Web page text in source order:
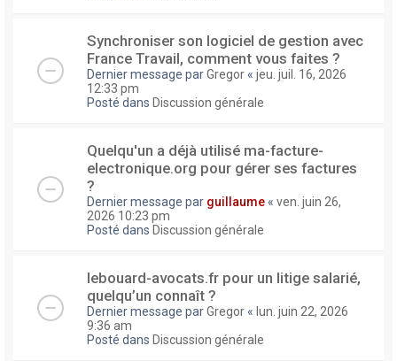
Synchroniser son logiciel de gestion avec
France Travail, comment vous faites ?
Dernier message parGregor « jeu. juil. 16, 2026
12:33 pm
Posté dans Discussion générale
Quelqu'un a déjà utilisé ma-facture-
electronique.org pour gérer ses factures
?
Dernier message par guillaume « ven. juin 26,
2026 10:23 pm
Posté dans Discussion générale
lebouard-avocats.fr pour un litige salarié,
quelqu’un connaît ?
Dernier message parGregor « lun. juin 22, 2026
9:36 am
Posté dans Discussion générale